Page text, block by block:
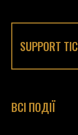
SUPPORT
ВСІ ПОДІЇ